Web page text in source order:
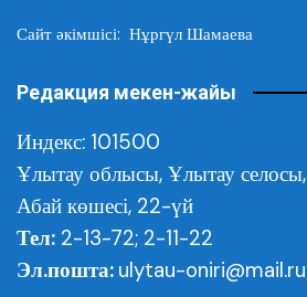
Сайт әкімшісі: Нұргүл Шамаева
Редакция мекен-жайы
Индекс: 101500
Ұлытау облысы, Ұлытау селосы,
Абай көшесі, 22-үй
Тел: 2-13-72; 2-11-22
Эл.пошта: ulytau-oniri@mail.ru